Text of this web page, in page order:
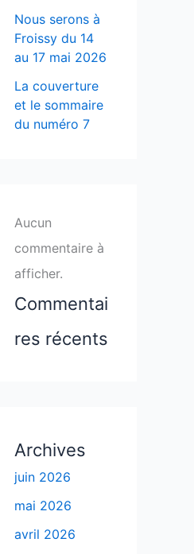
Nous serons à
Froissy du 14
au 17 mai 2026
La couverture
et le sommaire
du numéro 7
Aucun
commentaire à
afficher.
Commentai
res récents
Archives
juin 2026
mai 2026
avril 2026